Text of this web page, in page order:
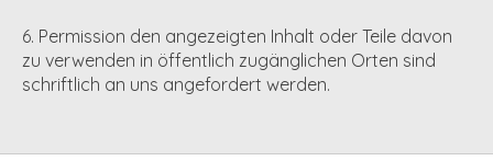
6. Permission den angezeigten Inhalt oder Teile davon
zu verwenden in öffentlich zugänglichen Orten sind
schriftlich an uns angefordert werden.